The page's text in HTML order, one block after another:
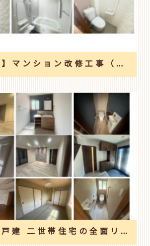
【東大阪市】マンション改修工事（水廻り4点入替えと和室間取り変更）
【生駒市】戸建 二世帯住宅の全面リフォーム工事